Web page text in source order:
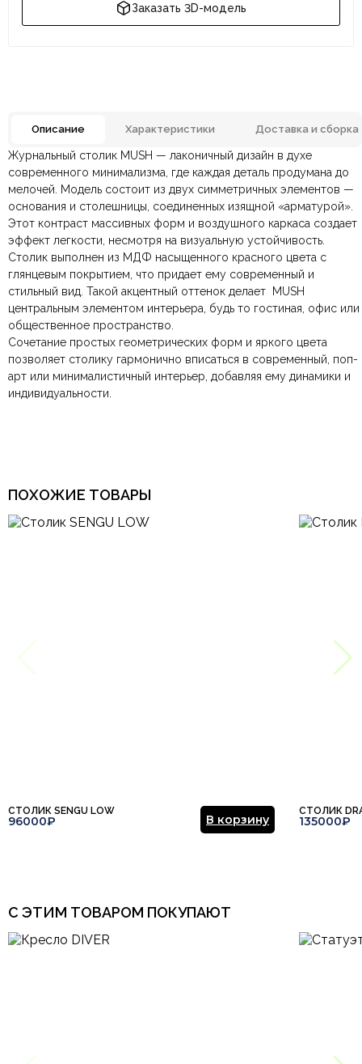
Заказать 3D-модель
Описание Характеристики Доставка и сборка
Журнальный столик MUSH — лаконичный дизайн в духе
современного минимализма, где каждая деталь продумана до
мелочей. Модель состоит из двух симметричных элементов —
основания и столешницы, соединенных изящной «арматурой».
Этот контраст массивных форм и воздушного каркаса создает
эффект легкости, несмотря на визуальную устойчивость.
Столик выполнен из МДФ насыщенного красного цвета с
глянцевым покрытием, что придает ему современный и
стильный вид. Такой акцентный оттенок делает MUSH
центральным элементом интерьера, будь то гостиная, офис или
общественное пространство.
Сочетание простых геометрических форм и яркого цвета
позволяет столику гармонично вписаться в современный, поп-
арт или минималистичный интерьер, добавляя ему динамики и
индивидуальности.
Материал МДФ
Размеры ШxГxВ 610х610х460 мм.
Цвет Красный
Комната Гостиная, Кабинет, Офис
Тип продажи В наличии
По всей России:отправляем через транспортную
компаниюСДЭК. Срок доставки —до 7 дней.
По Москве и Санкт-Петербургу:быстрая
Яндекс.Доставка— доставка в день заказа.
Оплата в салоне-магазине— наличными или картой
при самовывозе.
Безналичная оплата по счёту— для юридических и
физических лиц.
Онлайн оплата картой— быстрая и безопасная через
сайт.
Отзывов ещё нет. Напишите первым.
Ваша общая оценка
Заголовок вашего отзыва
Ваш отзыв
Этот отзыв основан на моём опыте и выражает моё личное
ПОХОЖИЕ ТОВАРЫ
СТОЛИК SENGU LOW
96000₽ В корзину
СТОЛИК
135000₽
С ЭТИМ ТОВАРОМ ПОКУПАЮТ